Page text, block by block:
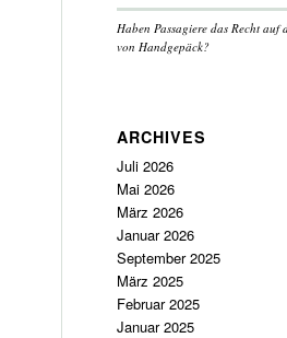
Haben Passagiere das Recht auf
von Handgepäck?
ARCHIVES
Juli 2026
Mai 2026
März 2026
Januar 2026
September 2025
März 2025
Februar 2025
Januar 2025